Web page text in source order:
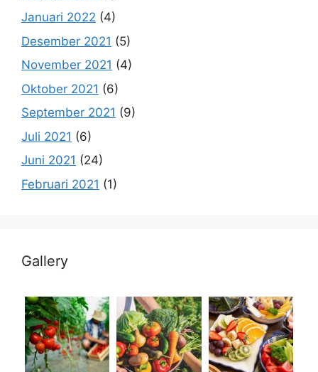
Januari 2022 (4)
Desember 2021 (5)
November 2021 (4)
Oktober 2021 (6)
September 2021 (9)
Juli 2021 (6)
Juni 2021 (24)
Februari 2021 (1)
Gallery